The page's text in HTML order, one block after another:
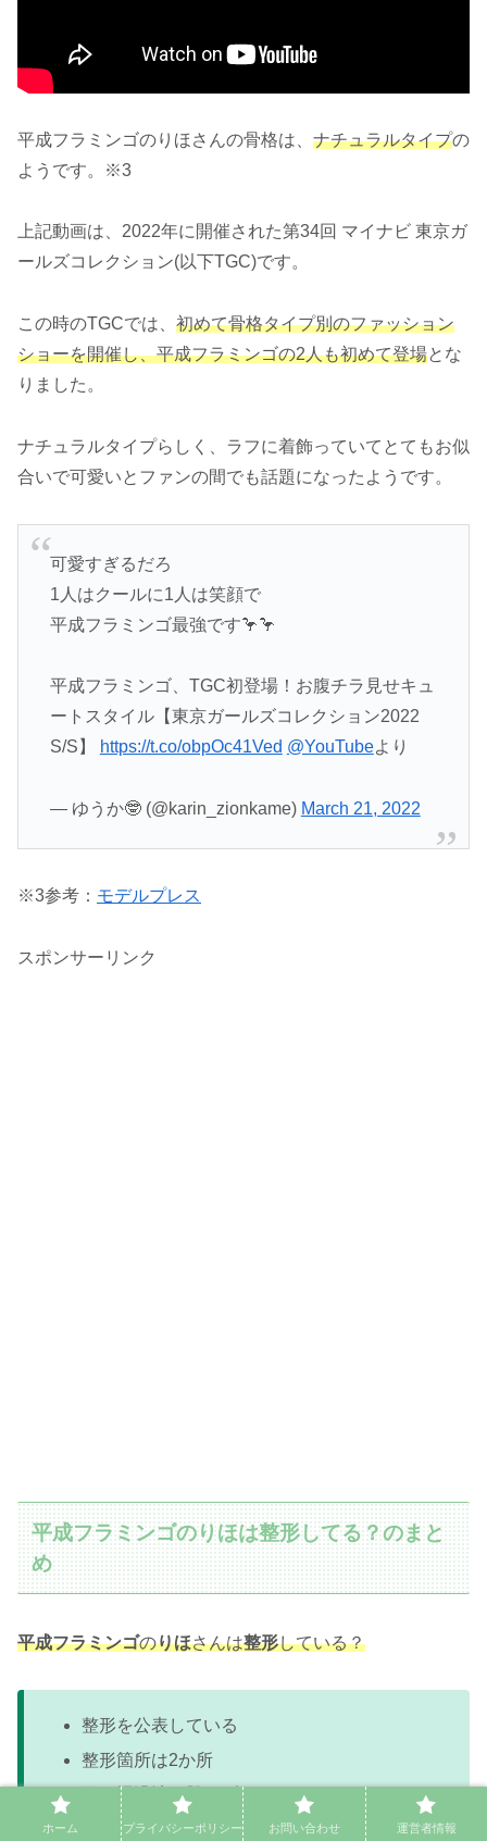
平成フラミンゴのりほさんの骨格は、 ナチュラルタイプの
ようです。※3
上記動画は、2022年に開催された第34回 マイナビ 東京ガ
ールズコレクション(以下TGC)です。
この時のTGCでは、 初めて骨格タイプ別のファッション
ショーを開催し、平成フラミンゴの2人も初めて登場とな
りました。
ナチュラルタイプらしく、ラフに着飾っていてとてもお似
合いで可愛いとファンの間でも話題になったようです。
可愛すぎるだろ
1人はクールに1人は笑顔で
平成フラミンゴ最強です🦩🦩
平成フラミンゴ、TGC初登場！お腹チラ見せキュ
ートスタイル【東京ガールズコレクション2022
S/S】
https://t.co/obpOc41Ved @YouTubeより
— ゆうか🤓 (@karin_zionkame) March 21, 2022
※3参考： モデルプレス
スポンサーリンク
平成フラミンゴのりほは整形してる？のまと
め
平成フラミンゴのりほさんは整形している？
整形を公表している
整形箇所は2か所
目の埋没法と肌のダーマペン
鼻の整形に関しては非公開で分からない
ホーム プライバシーポリシー お問い合わせ 運営者情報